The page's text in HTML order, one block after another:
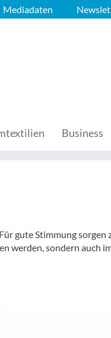
Mediadaten
Business
gute Stimmung sorgen
werden, sondern auch